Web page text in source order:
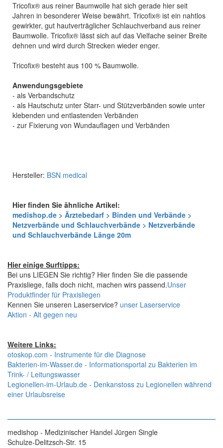
Tricofix® aus reiner Baumwolle hat sich gerade hier seit
Jahren in besonderer Weise bewährt. Tricofix® ist ein nahtlos
gewirkter, gut hautverträglicher Schlauchverband aus reiner
Baumwolle. Tricofix® lässt sich auf das Vielfache seiner Breite
dehnen und wird durch Strecken wieder enger.
Tricofix® besteht aus 100 % Baumwolle.
Anwendungsgebiete
- als Verbandschutz
- als Hautschutz unter Starr- und Stützverbänden sowie unter
klebenden und entlastenden Verbänden
- zur Fixierung von Wundauflagen und Verbänden
Hersteller: BSN medical
Hier finden Sie ähnliche Artikel:
medishop.de > Ärztebedarf > Binden und Verbände >
Netzverbände und Schlauchverbände > Netzverbände
und Schlauchverbände Länge 20m
Hier einige Surftipps:
Bei uns LIEGEN Sie richtig? Hier finden Sie die passende
Praxisliege, falls doch nicht, machen wirs passend.Unser
Produktfinder für Praxisliegen
Kennen Sie unseren Laserservice? unser Laserservice
Aktion - Alt gegen neu
Weitere Links:
otoskop.com - Instrumente für die Diagnose
Bakterien-im-Wasser.de - Informationsportal zu Bakterien im
Trink- / Leitungswasser
Legionellen-im-Urlaub.de - Denkanstoss zu Legionellen während
einer Urlaubsreise
medishop - Medizinischer Handel Jürgen Single
Schulze-Delitzsch-Str. 15